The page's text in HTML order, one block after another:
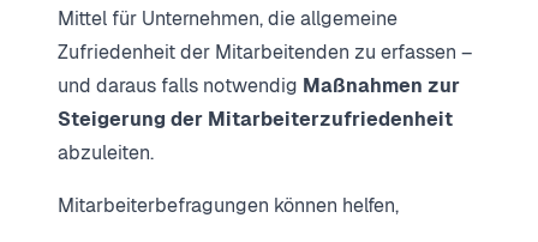
Mittel für Unternehmen, die allgemeine
Zufriedenheit der Mitarbeitenden zu erfassen –
und daraus falls notwendig Maßnahmen zur
Steigerung der Mitarbeiterzufriedenheit
abzuleiten.
Mitarbeiterbefragungen können helfen,